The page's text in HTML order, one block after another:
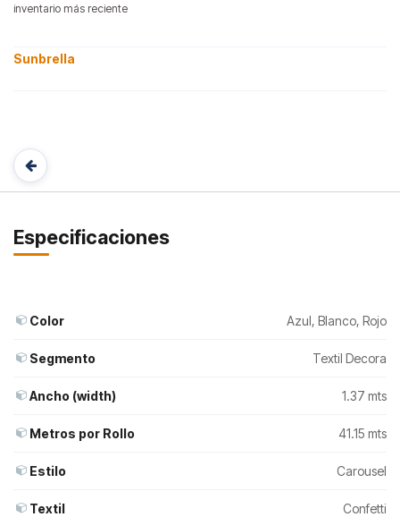
inventario más reciente
Sunbrella
Especificaciones
Color Azul, Blanco, Rojo
Segmento Textil Decora
Ancho (width) 1.37 mts
Metros por Rollo 41.15 mts
Estilo Carousel
Textil Confetti